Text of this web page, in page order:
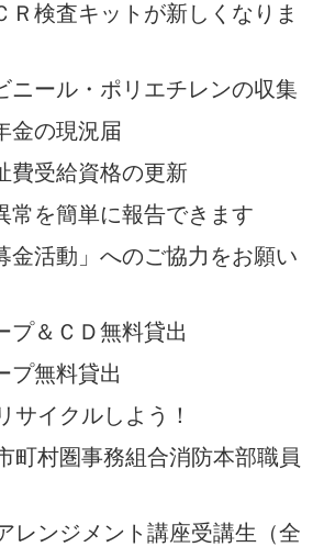
Ｒ検査キットが新しくなりま
ニール・ポリエチレンの収集
金の現況届
費受給資格の更新
常を簡単に報告できます
金活動」へのご協力をお願い
プ＆ＣＤ無料貸出
プ無料貸出
サイクルしよう！
町村圏事務組合消防本部職員
レンジメント講座受講生（全